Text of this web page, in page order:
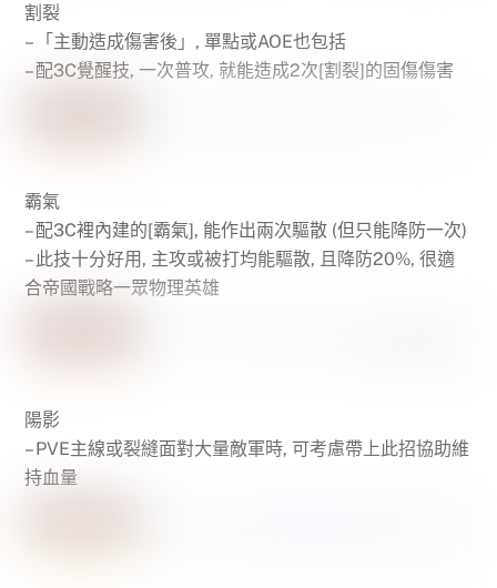
割裂
– 「主動造成傷害後」, 單點或AOE也包括
– 配3C覺醒技, 一次普攻, 就能造成2次[割裂]的固傷傷害
霸氣
– 配3C裡內建的[霸氣], 能作出兩次驅散 (但只能降防一次)
– 此技十分好用, 主攻或被打均能驅散, 且降防20%, 很適
合帝國戰略一眾物理英雄
陽影
– PVE主線或裂縫面對大量敵軍時, 可考慮帶上此招協助維
持血量